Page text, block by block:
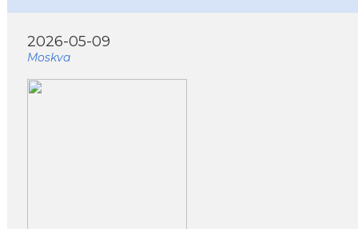
2026-05-09
Moskva